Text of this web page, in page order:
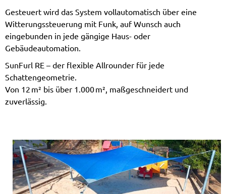
Gesteuert wird das System vollautomatisch über eine
Witterungssteuerung mit Funk, auf Wunsch auch
eingebunden in jede gängige Haus- oder
Gebäudeautomation.
SunFurl RE – der flexible Allrounder für jede
Schattengeometrie.
Von 12 m² bis über 1.000 m², maßgeschneidert und
zuverlässig.